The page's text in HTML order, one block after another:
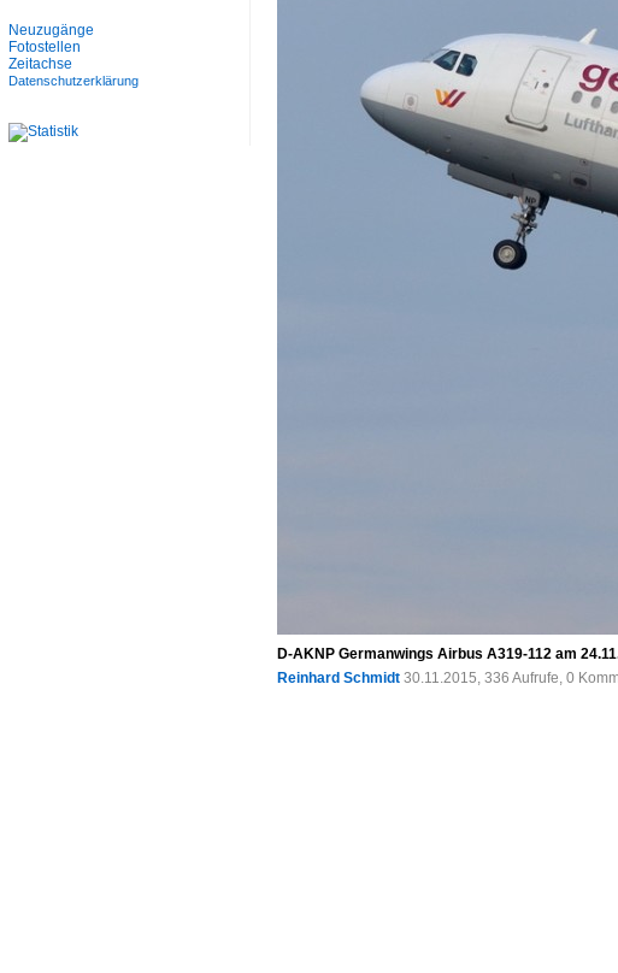
D-AKNP Germanwings Airbus A319-112 am
Reinhard Schmidt 30.11.2015, 336 Aufrufe, 0
Neuzugänge
Fotostellen
Zeitachse
Datenschutzerklärung